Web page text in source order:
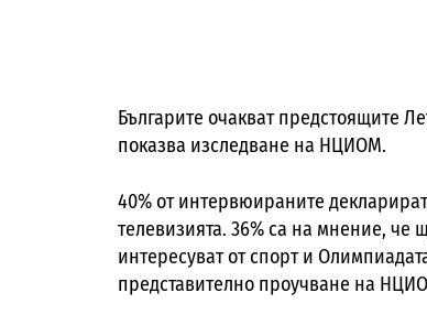
Българите очакват предстоящите
показва изследване на НЦИОМ.
40% от интервюираните
телевизията. 36% са на мнение, че
интересуват от спорт и
представително проучване на